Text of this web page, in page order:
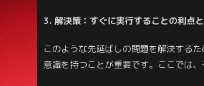
3. 解決策：すぐに実行することの利点
このような先延ばしの問題を解決する
意識を持つことが重要です。ここでは